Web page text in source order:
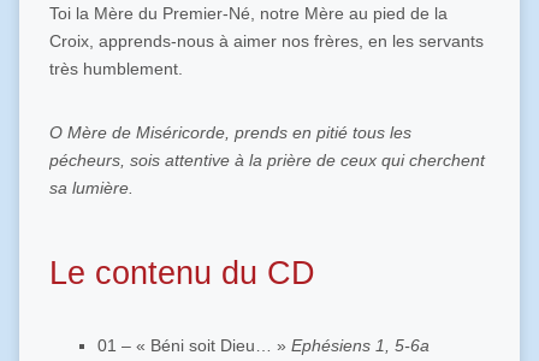
Toi la Mère du Premier-Né, notre Mère au pied de la
Croix, apprends-nous à aimer nos frères, en les servants
très humblement.
O Mère de Miséricorde, prends en pitié tous les
pécheurs, sois attentive à la prière de ceux qui cherchent
sa lumière.
Le contenu du CD
01 – « Béni soit Dieu… » Ephésiens 1, 5-6a